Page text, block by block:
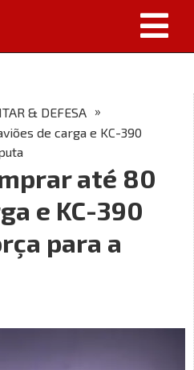
& DEFESA »
de carga e KC-390
até 80
e KC-390
para a